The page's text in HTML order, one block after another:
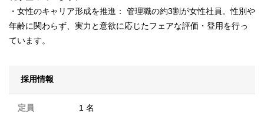
・女性のキャリア形成を推進： 管理職の約3割が女性社員。性別や
年齢に関わらず、実力と意欲に応じたフェアな評価・登用を行っ
ています。
採用情報
定員 1 名